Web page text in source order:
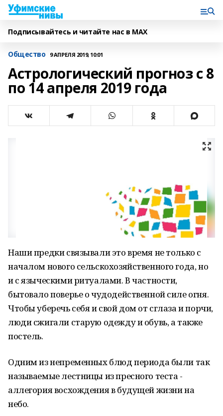
Подписывайтесь и читайте нас в MAX
Общество 9 АПРЕЛЯ 2019, 10:01
Астрологический прогноз c 8
по 14 апреля 2019 года
Наши предки связывали это время не только с
началом нового сельскохозяйственного года, но
и с языческими ритуалами. В частности,
бытовало поверье о чудодейственной силе огня.
Чтобы уберечь себя и свой дом от сглаза и порчи,
люди сжигали старую одежду и обувь, а также
постель.
Одним из непременных блюд периода были так
называемые лестницы из пресного теста -
аллегория восхождения в будущей жизни на
небо.